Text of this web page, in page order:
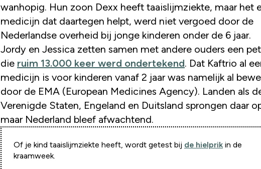
wanhopig. Hun zoon Dexx heeft taaislijmziekte, maar het
medicijn dat daartegen helpt, werd niet vergoed door de
Nederlandse overheid bij jonge kinderen onder de 6 jaar.
Jordy en Jessica zetten samen met andere ouders een
die ruim 13.000 keer werd ondertekend. Dat Kaftrio al
medicijn is voor kinderen vanaf 2 jaar was namelijk al
door de EMA (European Medicines Agency). Landen als
Verenigde Staten, Engeland en Duitsland sprongen daar
maar Nederland bleef afwachtend.
Of je kind taaislijmziekte heeft, wordt getest bij de hielprik in de
kraamweek.